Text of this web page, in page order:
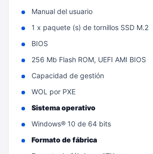
Manual del usuario
1 x paquete (s) de tornillos SSD M.2
BIOS
256 Mb Flash ROM, UEFI AMI BIOS
Capacidad de gestión
WOL por PXE
Sistema operativo
Windows® 10 de 64 bits
Formato de fábrica